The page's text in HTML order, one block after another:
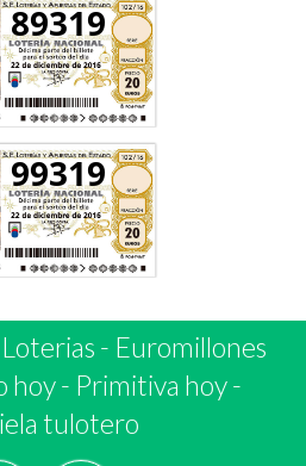
89319
99319
- Euromillones
hoy- Primitiva hoy-
tulotero